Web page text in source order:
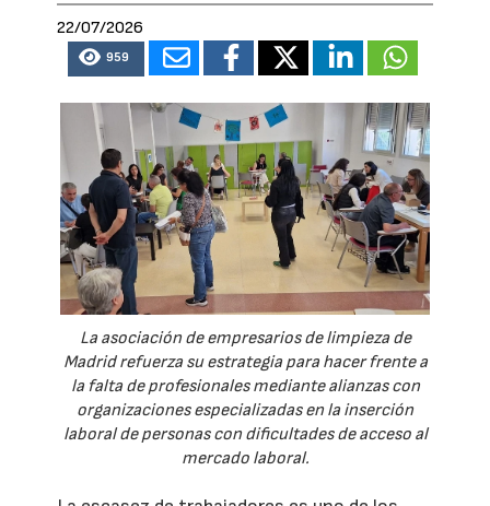
22/07/2026
959
La asociación de empresarios de limpieza de
Madrid refuerza su estrategia para hacer frente a
la falta de profesionales mediante alianzas con
organizaciones especializadas en la inserción
laboral de personas con dificultades de acceso al
mercado laboral.